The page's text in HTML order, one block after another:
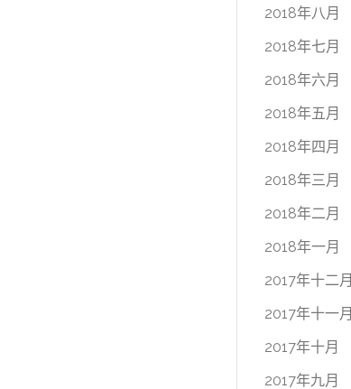
2018年八月
2018年七月
2018年六月
2018年五月
2018年四月
2018年三月
2018年二月
2018年一月
2017年十二月
2017年十一月
2017年十月
2017年九月